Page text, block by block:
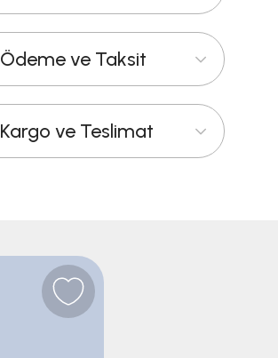
Ödeme ve Taksit
Kargo ve Teslimat